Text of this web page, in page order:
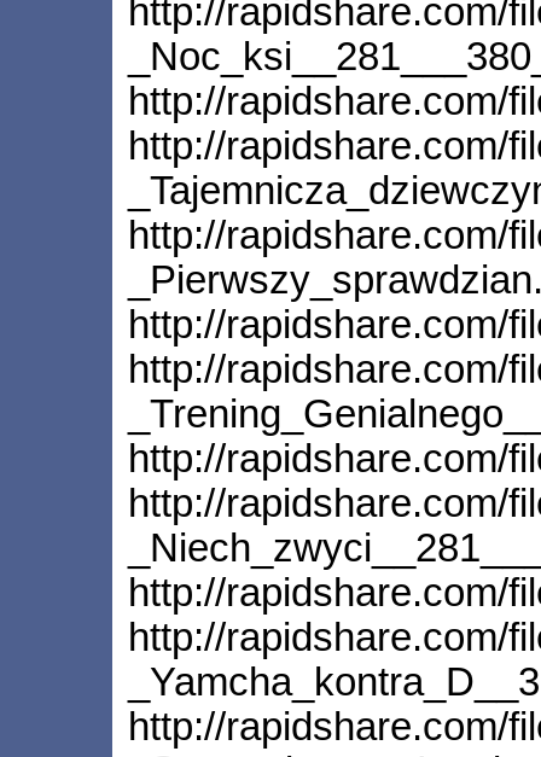
http://rapidshare.com/
http://rapidshare.com/
http://rapidshare.com/
http://rapidshare.com/
http://rapidshare.com/
http://rapidshare.com/
http://rapidshare.com/
http://rapidshare.com/
http://rapidshare.com/
http://rapidshare.com/
http://rapidshare.com/